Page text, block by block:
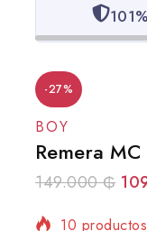
-27%
BOY
Remera
149.000₲
10